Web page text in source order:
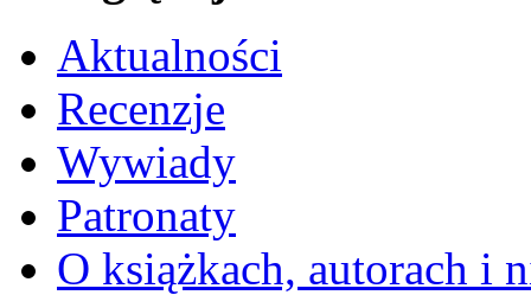
Aktualności
Recenzje
Wywiady
Patronaty
O książkach, autorach i